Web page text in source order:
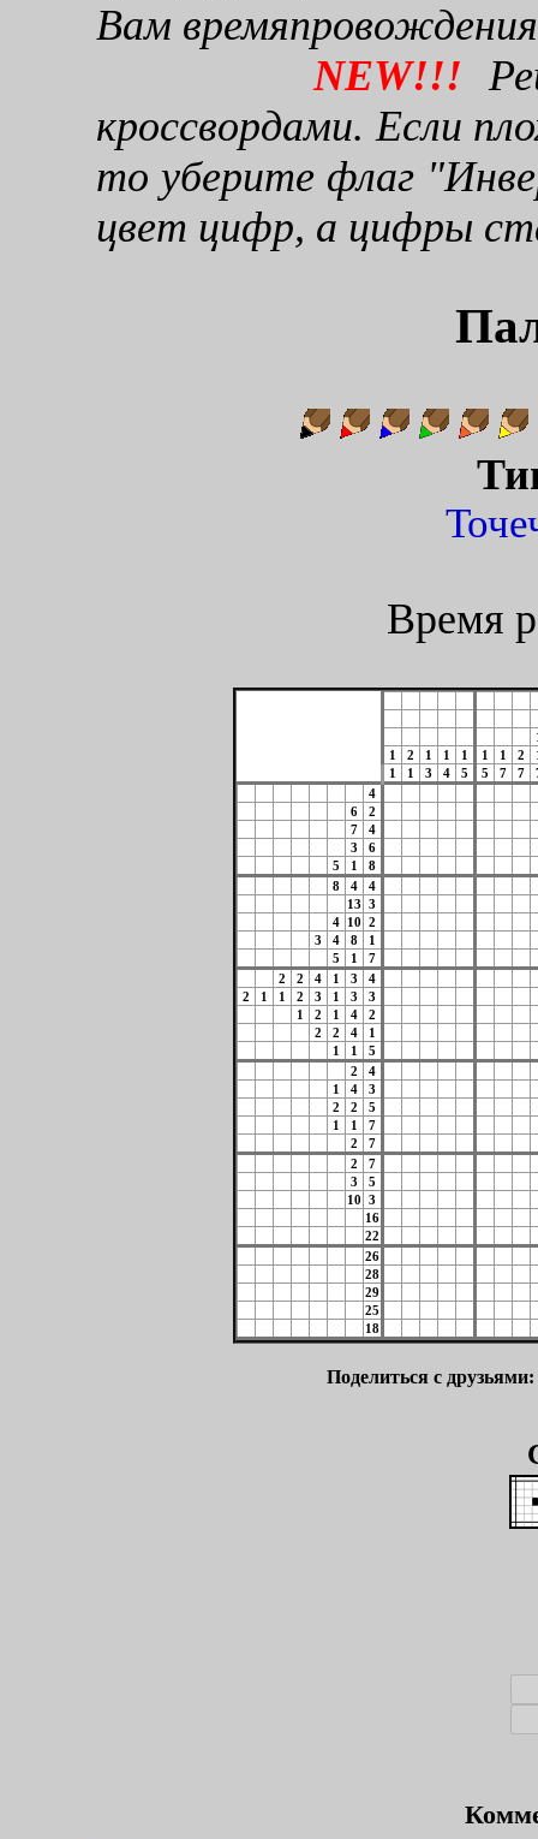
Вам
NEW!!!
кроссвордами. Если
то уберите флаг
цвет цифр, а цифры
Время
1
2 1 1 1 1 1 2
1
1 3 4 5 5 7 7
4
6
2
7
4
3
6
5
1
8
8
4
4
13 3
4 10 2
3
4 8
1
5
1
7
2
2 4 1 3
4
2
1 1 2 3 1 3
3
1
2 1 4
2
2
2 4
1
1
1
5
2
4
1
4
3
2
2
5
1
1
7
2
7
2
7
3
5
10 3
16
22
26
28
29
25
18
Поделиться с друзьями: